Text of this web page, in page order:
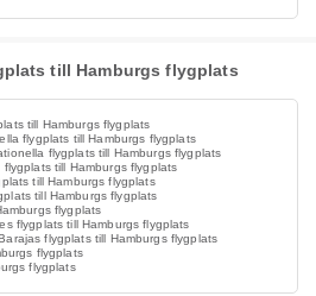
till Hamburgs flygplats
till Hamburgs flygplats
flygplats till Hamburgs flygplats
flygplats till Hamburgs flygplats
till Hamburgs flygplats
till Hamburgs flygplats
till Hamburgs flygplats
flygplats
flygplats till Hamburgs flygplats
flygplats till Hamburgs flygplats
flygplats
flygplats